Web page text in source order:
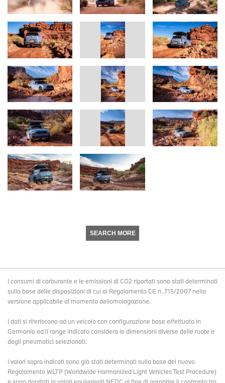
SEARCH MORE
I consumi di carburante e le emissioni di CO2 riportati sono stati determinati
sulla base delle disposizioni di cui al Regolamento CE n. 715/2007 nella
versione applicabile al momento dellomologazione.
I dati si riferiscono ad un veicolo con configurazione base effettuata in
Germania ed il range indicato considera le dimensioni diverse delle ruote e
degli pneumatici selezionati.
I valori sopra indicati sono già stati determinati sulla base del nuovo
Regolamento WLTP (Worldwide Harmonized Light Vehicles Test Procedure)